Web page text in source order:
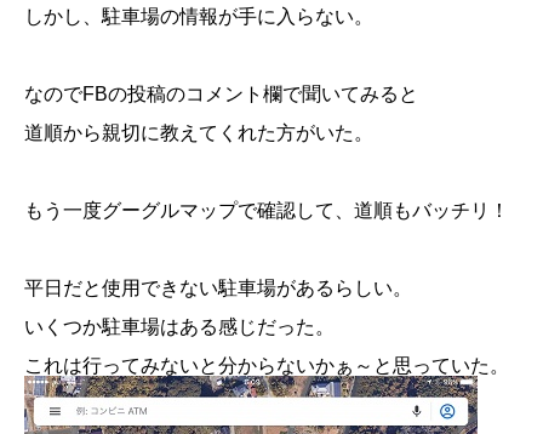
しかし、駐車場の情報が手に入らない。
なのでFBの投稿のコメント欄で聞いてみると
道順から親切に教えてくれた方がいた。
もう一度グーグルマップで確認して、道順もバッチリ！
平日だと使用できない駐車場があるらしい。
いくつか駐車場はある感じだった。
これは行ってみないと分からないかぁ～と思っていた。